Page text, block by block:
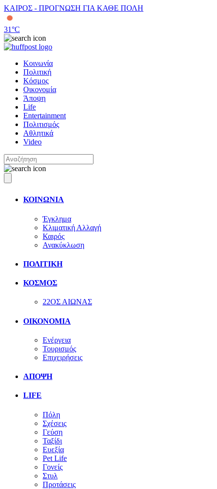
ΚΑΙΡΟΣ - ΠΡΟΓΝΩΣΗ ΓΙΑ ΚΑΘΕ ΠΟΛΗ
31°C
Κοινωνία
Πολιτική
Κόσμος
Οικονομία
Άποψη
Life
Entertainment
Πολιτισμός
Αθλητικά
Video
ΚΟΙΝΩΝΙΑ
Έγκλημα
Κλιματική Αλλαγή
Καιρός
Ανακύκλωση
ΠΟΛΙΤΙΚΗ
ΚΟΣΜΟΣ
22ΟΣ ΑΙΩΝΑΣ
ΟΙΚΟΝΟΜΙΑ
Ενέργεια
Τουρισμός
Επιχειρήσεις
ΑΠΟΨΗ
LIFE
Πόλη
Σχέσεις
Γεύση
Ταξίδι
Ευεξία
Pet Life
Γονείς
Στυλ
Προτάσεις